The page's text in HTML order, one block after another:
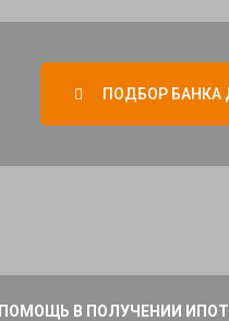
ПОДБОР БАНКА
ПОМОЩЬ В ПОЛУЧЕНИИ